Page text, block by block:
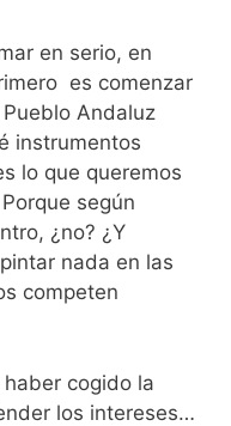
en serio, en
es comenzar
Andaluz
instrumentos
lo que queremos
según
¿no? ¿Y
nada en las
competen
haber cogido la
los intereses…